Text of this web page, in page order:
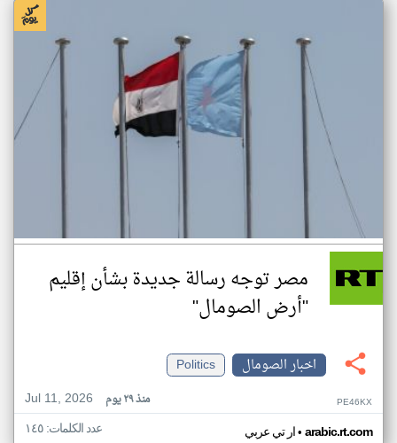
مصر توجه رسالة جديدة بشأن إقليم
"أرض الصومال"
اخبار الصومال
Politics
Jul 11, 2026
منذ ٢٩ يوم PE46KX
ار تي عربي• arabic.rt.com عدد الكلمات: ١٤٥